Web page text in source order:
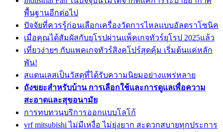
พื้นฐานอีกต่อไป
ปัจจัยที่ควรรู้ก่อนเลือกเครื่องวัดการไหลแบบอัลตราโซนิค
เมื่อคุณได้สัมผัสกับยุโรปผ่านแพ็คเกจทัวร์ยุโรป 2025แล้ว
เที่ยวง่ายๆ กับแพคเกจทัวร์สิงคโปร์สุดคุ้ม เริ่มต้นแค่หลัก
พัน!
สแตนเลสเป็นวัสดุที่ได้รับความนิยมอย่างแพร่หลาย
ถังขยะสำหรับบ้าน การเลือกใช้และการดูแลเพื่อความ
สะอาดและสุขอนามัย
การทบทวนบริการออกแบบโลโก้
vrf mitsubishi ไม่มีเหงื่อ ไม่ยุ่งยาก สะดวกสบายทุกประการ